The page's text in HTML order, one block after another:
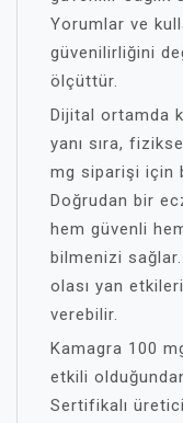
Yorumlar ve
güvenilirliğini
ölçüttür.
Dijital ortamda
yanı sıra,
mg siparişi için
Doğrudan bir
hem güvenli
bilmenizi sağlar.
olası yan
verebilir.
Kamagra 100
etkili
Sertifikalı